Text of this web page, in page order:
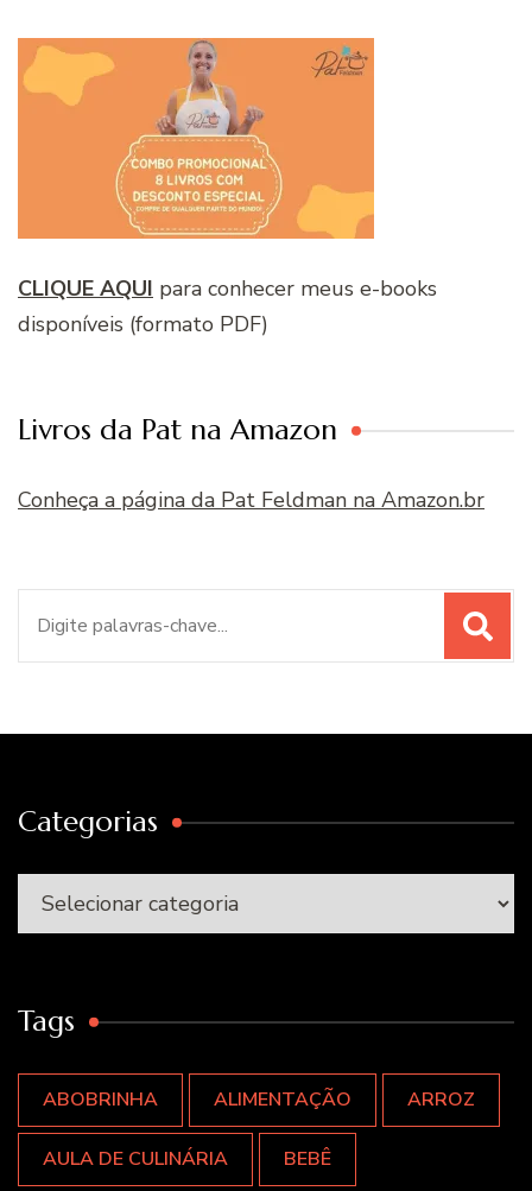
CLIQUE AQUI para conhecer meus e-books
disponíveis (formato PDF)
Livros da Pat na Amazon
Conheça a página da Pat Feldman na Amazon.br
Categorias
Categorias
Tags
ABOBRINHA ALIMENTAÇÃO ARROZ
AULA DE CULINÁRIA BEBÊ